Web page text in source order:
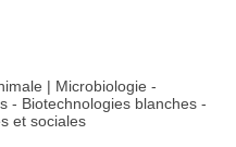
| Microbiologie -
- Biotechnologies blanches -
et sociales